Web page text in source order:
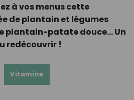
à vos menus cette
de plantain et légumes
plantain-patate douce… Un
redécouvrir !
Vitamine